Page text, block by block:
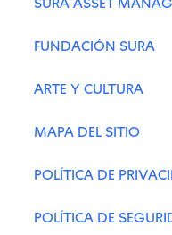
SURA ASSET
FUNDACIÓN SURA
ARTE Y CULTURA
MAPA DEL SITIO
POLÍTICA DE
POLÍTICA DE